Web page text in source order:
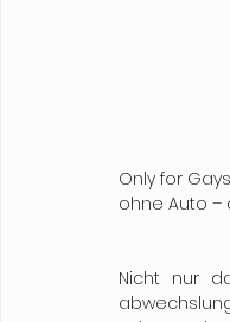
Only for
ohne Auto –
Nicht nur